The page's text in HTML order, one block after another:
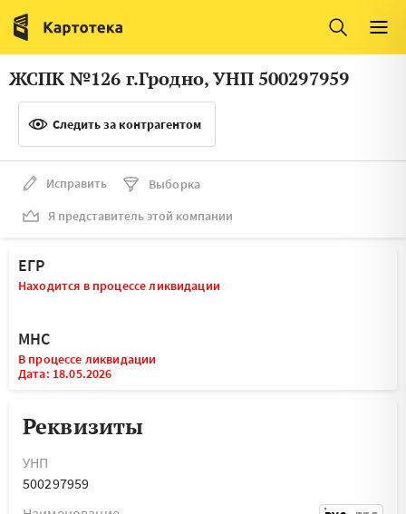
Италия
Люксембург
Литва
Нидерланды
ЖСПК №126 г.Гродно, УНП 500297959
Следить за контрагентом
Исправить
Выборка
Я представитель этой компании
ЕГР
Находится в процессе ликвидации
МНС
В процессе ликвидации
Дата: 18.05.2026
Реквизиты
УНП
500297959